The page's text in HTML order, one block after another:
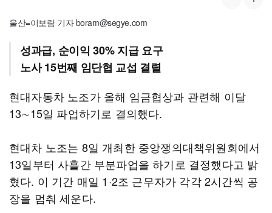
울산=이보람 기자 boram@segye.com
성과급, 순이익 30% 지급 요구
노사 15번째 임단협 교섭 결렬
현대자동차 노조가 올해 임금협상과 관련해 이달
13∼15일 파업하기로 결의했다.
현대차 노조는 8일 개최한 중앙쟁의대책위원회에서
13일부터 사흘간 부분파업을 하기로 결정했다고 밝
혔다. 이 기간 매일 1·2조 근무자가 각각 2시간씩 공
장을 멈춰 세운다.